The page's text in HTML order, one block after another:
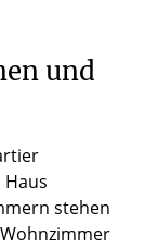
und
stehen